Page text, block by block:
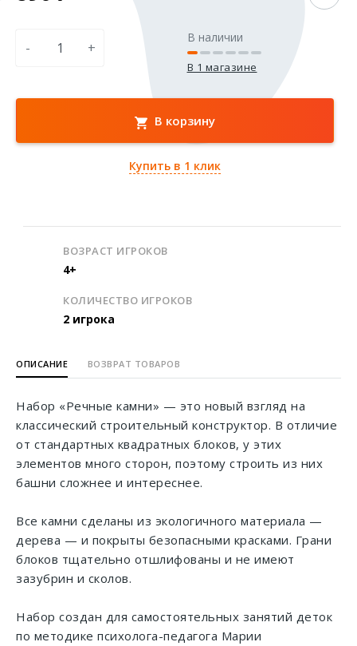
- +
В наличии
В 1 магазине
В корзину
Купить в 1 клик
ВОЗРАСТ ИГРОКОВ
4+
КОЛИЧЕСТВО ИГРОКОВ
2 игрока
ОПИСАНИЕ ВОЗВРАТ ТОВАРОВ
Набор «Речные камни» — это новый взгляд на
классический строительный конструктор. В отличие
от стандартных квадратных блоков, у этих
элементов много сторон, поэтому строить из них
башни сложнее и интереснее.
Все камни сделаны из экологичного материала —
дерева — и покрыты безопасными красками. Грани
блоков тщательно отшлифованы и не имеют
зазубрин и сколов.
Набор создан для самостоятельных занятий деток
по методике психолога-педагога Марии